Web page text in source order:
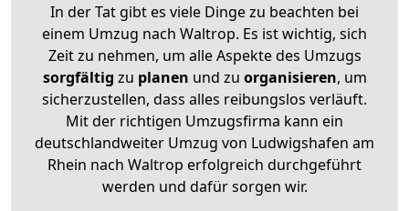
In der Tat gibt es viele Dinge zu beachten bei
einem Umzug nach Waltrop. Es ist wichtig, sich
Zeit zu nehmen, um alle Aspekte des Umzugs
sorgfältig zu planen und zu organisieren, um
sicherzustellen, dass alles reibungslos verläuft.
Mit der richtigen Umzugsfirma kann ein
deutschlandweiter Umzug von Ludwigshafen am
Rhein nach Waltrop erfolgreich durchgeführt
werden und dafür sorgen wir.